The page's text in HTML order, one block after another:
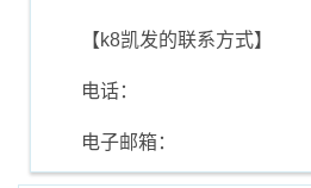
【k8凯发的联系方式】
电话：
电子邮箱：